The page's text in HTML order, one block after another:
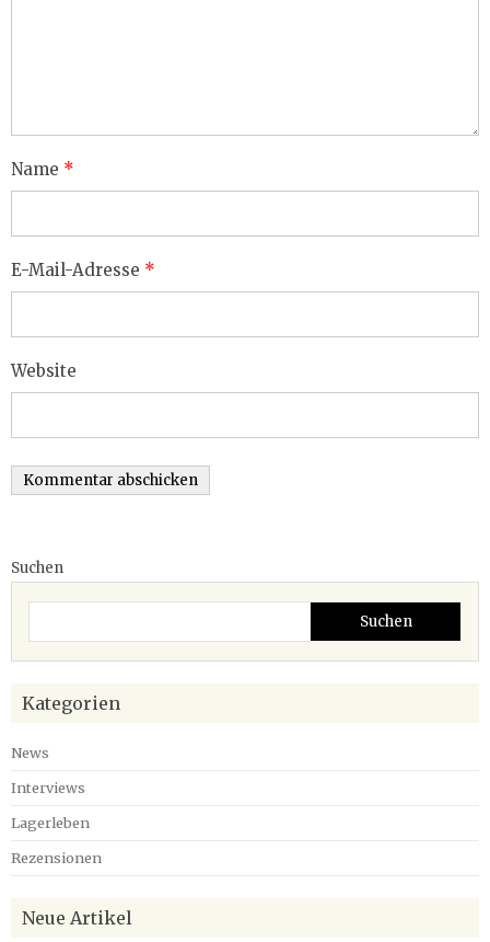
Name *
E-Mail-Adresse *
Website
Suchen
Suchen
Kategorien
News
Interviews
Lagerleben
Rezensionen
Neue Artikel